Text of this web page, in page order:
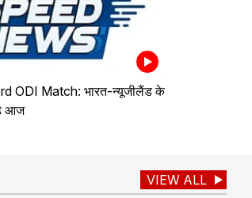
ODI Match: भारत-न्यूजीलैंड के
आज
VIEW ALL